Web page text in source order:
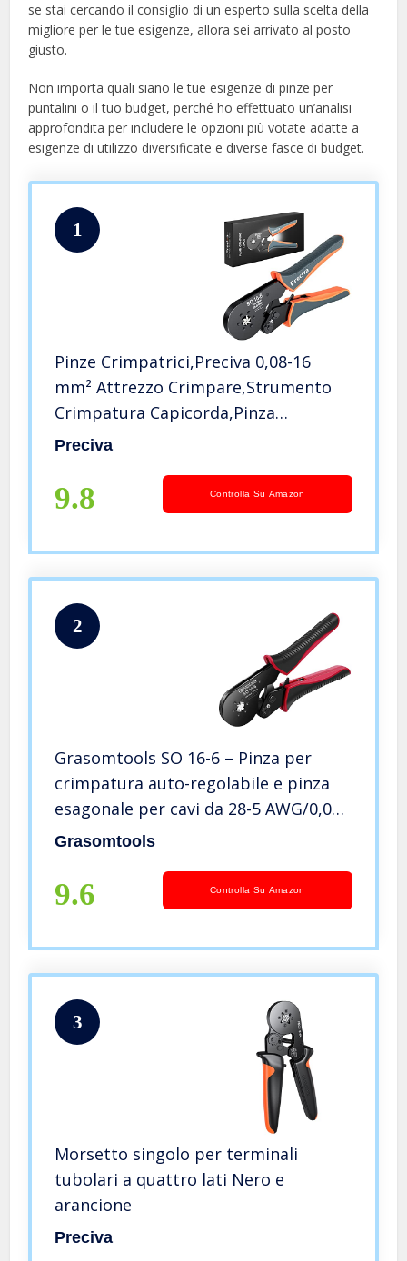
se stai cercando il consiglio di un esperto sulla scelta della
migliore per le tue esigenze, allora sei arrivato al posto
giusto.
Non importa quali siano le tue esigenze di pinze per
puntalini o il tuo budget, perché ho effettuato un’analisi
approfondita per includere le opzioni più votate adatte a
esigenze di utilizzo diversificate e diverse fasce di budget.
1
Pinze Crimpatrici,Preciva 0,08-16
mm² Attrezzo Crimpare,Strumento
Crimpatura Capicorda,Pinza
Crimpare Puntalini,Pinza a
Utensile
Preciva
9.8 Controlla Su Amazon
2
Grasomtools SO 16-6 – Pinza per
crimpatura auto-regolabile e pinza
esagonale per cavi da 28-5 AWG/0,08-
16 mm²
Grasomtools
9.6 Controlla Su Amazon
3
Morsetto singolo per terminali
tubolari a quattro lati Nero e
arancione
Preciva